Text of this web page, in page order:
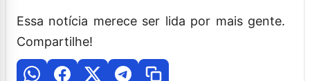
Essa notícia merece ser lida por mais gente.
Compartilhe!